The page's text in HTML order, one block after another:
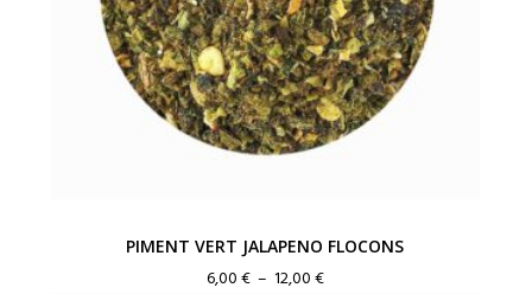
PIMENT VERT JALAPENO FLOCONS
6,00€ – 12,00€Plage